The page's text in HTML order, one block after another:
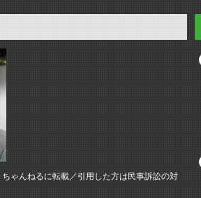
ゃんねるに転載／引用した方は民事訴訟の対